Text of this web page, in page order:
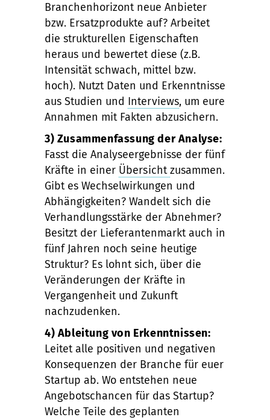
Branchenhorizont neue Anbieter
bzw. Ersatzprodukte auf? Arbeitet
die strukturellen Eigenschaften
heraus und bewertet diese (z.B.
Intensität schwach, mittel bzw.
hoch). Nutzt Daten und Erkenntnisse
aus Studien und Interviews, um eure
Annahmen mit Fakten abzusichern.
3) Zusammenfassung der Analyse:
Fasst die Analyseergebnisse der fünf
Kräfte in einer Übersichtzusammen.
Gibt es Wechselwirkungen und
Abhängigkeiten? Wandelt sich die
Verhandlungsstärke der Abnehmer?
Besitzt der Lieferantenmarkt auch in
fünf Jahren noch seine heutige
Struktur? Es lohnt sich, über die
Veränderungen der Kräfte in
Vergangenheit und Zukunft
nachzudenken.
4) Ableitung von Erkenntnissen:
Leitet alle positiven und negativen
Konsequenzen der Branche für euer
Startup ab. Wo entstehen neue
Angebotschancen für das Startup?
Welche Teile des geplanten